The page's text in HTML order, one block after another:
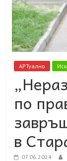
АРТуално
по
в
07.06.2024